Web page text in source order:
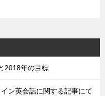
2018年の目標
ン英会話に関する記事にて